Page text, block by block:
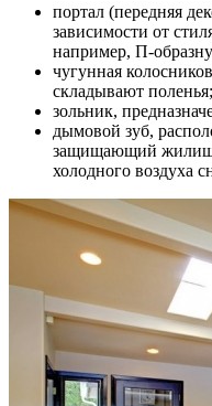
портал (передняя
зависимости от
например, П-
чугунная
складывают поленья;
зольник,
дымовой зуб,
защищающий
холодного воздуха